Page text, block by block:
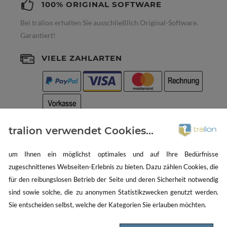
100% ORIGINAL SOFTWARE
Bei tralion erhalten Sie ausschließlich Original-Software.
Garantiert!
VIELE ZAHLARTEN
KOSTENLOSER EXPRESSVERSAND
Wir versenden unsere Ware weltweit - kostenlos!
tralion verwendet Cookies...
um Ihnen ein möglichst optimales und auf Ihre Bedürfnisse
zugeschnittenes Webseiten-Erlebnis zu bieten. Dazu zählen Cookies, die
für den reibungslosen Betrieb der Seite und deren Sicherheit notwendig
sind sowie solche, die zu anonymen Statistikzwecken genutzt werden.
Sie entscheiden selbst, welche der Kategorien Sie erlauben möchten.